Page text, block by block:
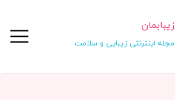
زیبابمان
مجله اینترنتی زیبایی و سلامت